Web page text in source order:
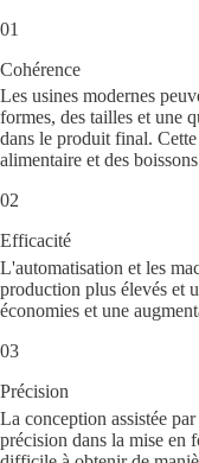
01
Cohérence
Les usines modernes
formes, des tailles et une
dans le produit final.
alimentaire et des
02
Efficacité
L'automatisation et les
production plus élevés et
économies et une
03
Précision
La conception assistée
précision dans la mise en